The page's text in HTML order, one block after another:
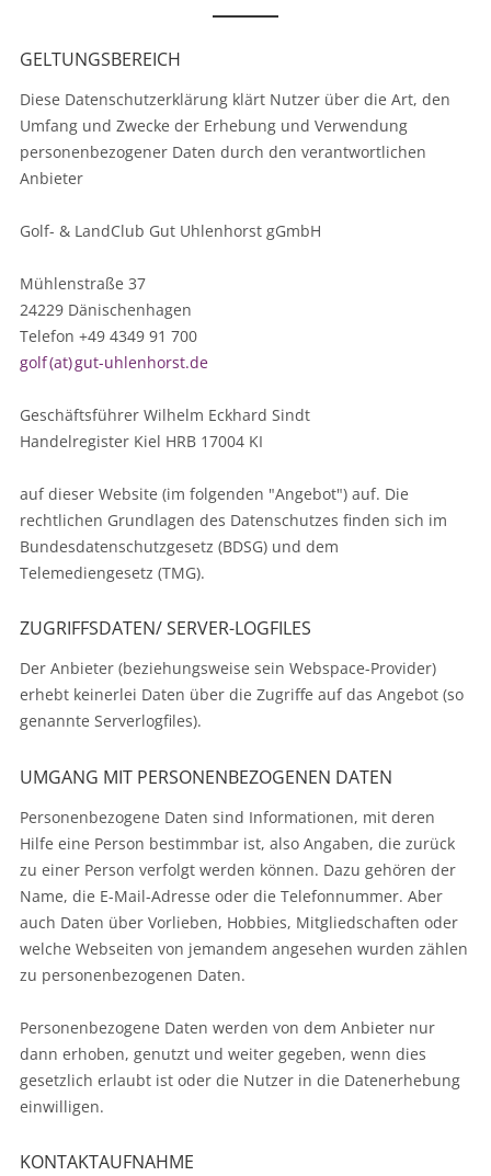
GELTUNGSBEREICH
Diese Datenschutzerklärung klärt Nutzer über die Art, den
Umfang und Zwecke der Erhebung und Verwendung
personenbezogener Daten durch den verantwortlichen
Anbieter
Golf- & LandClub Gut Uhlenhorst gGmbH
Mühlenstraße 37
24229 Dänischenhagen
Telefon +49 4349 91 700
golf (at) gut-uhlenhorst.de
Geschäftsführer Wilhelm Eckhard Sindt
Handelregister Kiel HRB 17004 KI
auf dieser Website (im folgenden "Angebot") auf. Die
rechtlichen Grundlagen des Datenschutzes finden sich im
Bundesdatenschutzgesetz (BDSG) und dem
Telemediengesetz (TMG).
ZUGRIFFSDATEN/ SERVER-LOGFILES
Der Anbieter (beziehungsweise sein Webspace-Provider)
erhebt keinerlei Daten über die Zugriffe auf das Angebot (so
genannte Serverlogfiles).
UMGANG MIT PERSONENBEZOGENEN DATEN
Personenbezogene Daten sind Informationen, mit deren
Hilfe eine Person bestimmbar ist, also Angaben, die zurück
zu einer Person verfolgt werden können. Dazu gehören der
Name, die E-Mail-Adresse oder die Telefonnummer. Aber
auch Daten über Vorlieben, Hobbies, Mitgliedschaften oder
welche Webseiten von jemandem angesehen wurden zählen
zu personenbezogenen Daten.
Personenbezogene Daten werden von dem Anbieter nur
dann erhoben, genutzt und weiter gegeben, wenn dies
gesetzlich erlaubt ist oder die Nutzer in die Datenerhebung
einwilligen.
KONTAKTAUFNAHME